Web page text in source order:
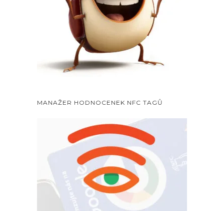
MANAŽER HODNOCENEK NFC TAGŮ